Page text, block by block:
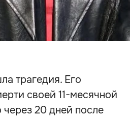
трагедия. Его
своей 11-месячной
20 дней после